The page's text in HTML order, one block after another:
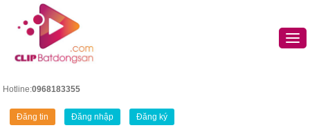
Hotline:0968183355
Đăng tin Đăng nhập Đăng ký